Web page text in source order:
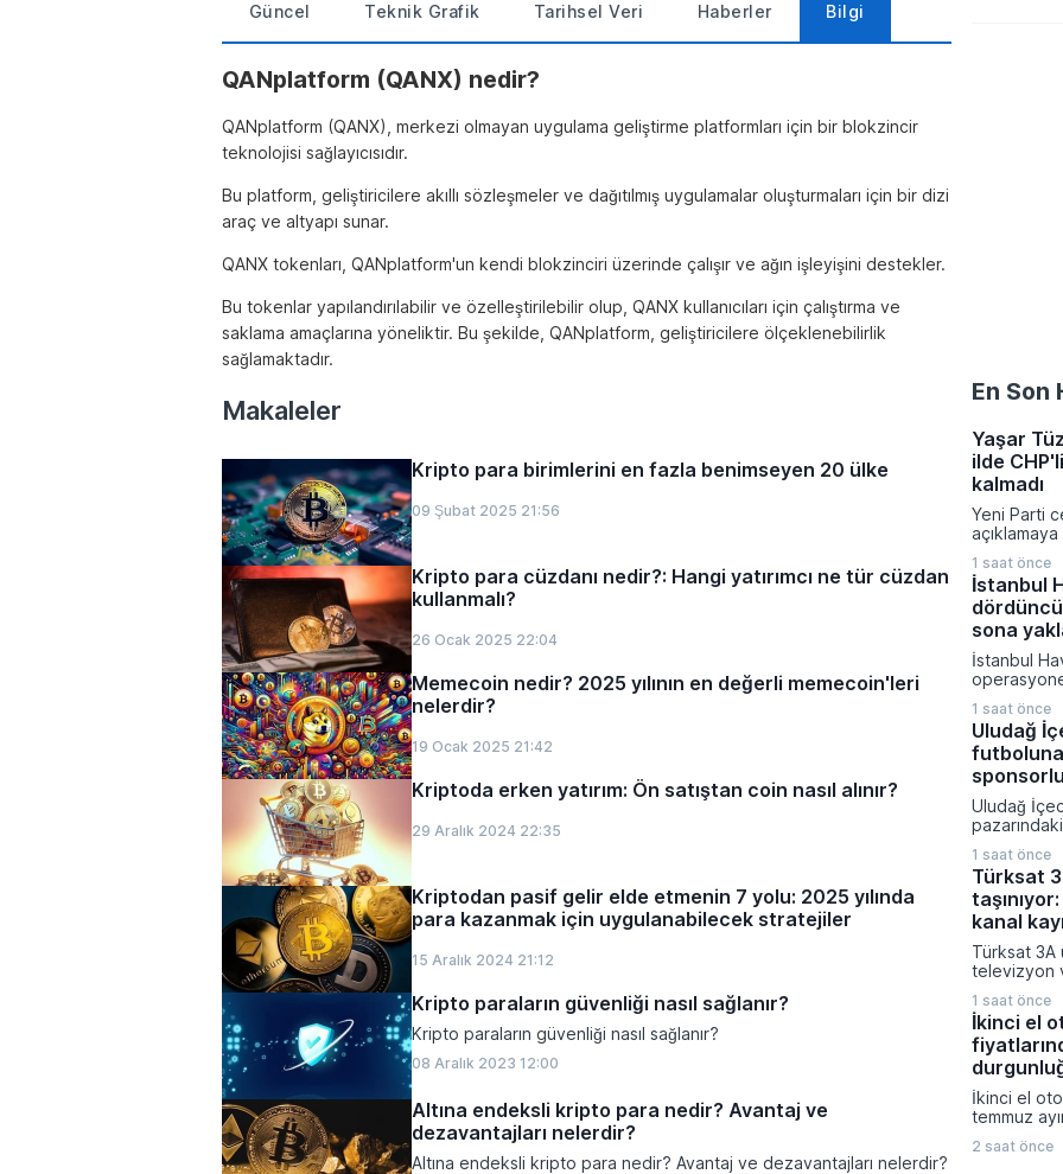
Güncel Teknik Grafik Tarihsel Veri Haberler Bilgi
QANplatform (QANX) nedir?
QANplatform (QANX), merkezi olmayan uygulama geliştirme platformları için bir blokzincir
teknolojisi sağlayıcısıdır.
Bu platform, geliştiricilere akıllı sözleşmeler ve dağıtılmış uygulamalar oluşturmaları için bir dizi
araç ve altyapı sunar.
QANX tokenları, QANplatform'un kendi blokzinciri üzerinde çalışır ve ağın işleyişini destekler.
Bu tokenlar yapılandırılabilir ve özelleştirilebilir olup, QANX kullanıcıları için çalıştırma ve
saklama amaçlarına yöneliktir. Bu şekilde, QANplatform, geliştiricilere ölçeklenebilirlik
sağlamaktadır.
Makaleler
Kripto para birimlerini en fazla benimseyen 20 ülke
09 Şubat 2025 21:56
Kripto para cüzdanı nedir?: Hangi yatırımcı ne tür cüzdan
kullanmalı?
26 Ocak 2025 22:04
Memecoin nedir? 2025 yılının en değerli memecoin'leri
nelerdir?
19 Ocak 2025 21:42
Kriptoda erken yatırım: Ön satıştan coin nasıl alınır?
29 Aralık 2024 22:35
Kriptodan pasif gelir elde etmenin 7 yolu: 2025 yılında
para kazanmak için uygulanabilecek stratejiler
15 Aralık 2024 21:12
Kripto paraların güvenliği nasıl sağlanır?
Kripto paraların güvenliği nasıl sağlanır?
08 Aralık 2023 12:00
Altına endeksli kripto para nedir? Avantaj ve
dezavantajları nelerdir?
Altına endeksli kripto para nedir? Avantaj ve dezavantajları nelerdir?
En Son
Yaşar
ilde
kalmadı
Yeni Parti
belediye
süreci hız
başkan
daha da
Yaşar
paylaşılan
çok sayıda
işlemlerinin
şehirlerde
partisinin
1 saat önce
İstanbul
sona
İstanbul
yeni pistin
birlikte
önemli
Altyapı
yürütülen
edilen 2
küresel
altyapısını
1 saat önce
Uludağ
Uludağ
köklü
Nürnberg
anlaşması
hamleyle
marka
alana
1 saat önce
Türksat
kanal
Türksat 3A
televizyon
Geçişin
Ağustos
yenilenen
üzerinden
başlayacak.
yörünge
nedeniyle
yönünün
1 saat önce
İkinci el
İkinci el
temmuz
artışı
2 saat önce